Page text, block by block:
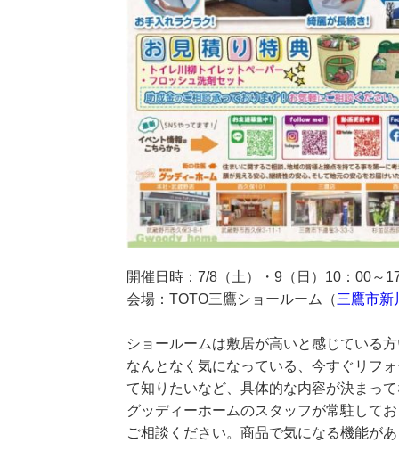
開催日時：7/8（土）・9（日）10：00～
会場：TOTO三鷹ショールーム（三鷹市新
ショールームは敷居が高いと感じている
なんとなく気になっている、今すぐリフ
て知りたいなど、具体的な内容が決まっ
グッディーホームのスタッフが常駐して
ご相談ください。商品で気になる機能が